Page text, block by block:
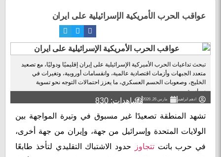
عواقب الحرب الأمريكية الإسرائيلية على ايران
تبحث تداعيات الحرب الأميركية الإسرائيلية على إيران إقليميًا ودوليًا، مع تصعيد
متعدد الجبهات وأزمات اقتصادية عالمية، وانقسامات أوروبية، وتغيرات في
الخليج، وصعوبات الحسم العسكري، ما يعزز احتمالات التوجه نحو تسوية
سياسية....
ادهم ابراهيم مارس 26, 2026
مشاهدات: 830
تشهد المنطقة تصعيدًا غير مسبوق في وتيرة المواجهة بين
الولايات المتحدة وإسرائيل من جهة، وإيران من جهة أخرى،
في حرب باتتتتجاوز
حدود الاشتباك التقليدي لتأخذ طابعًا